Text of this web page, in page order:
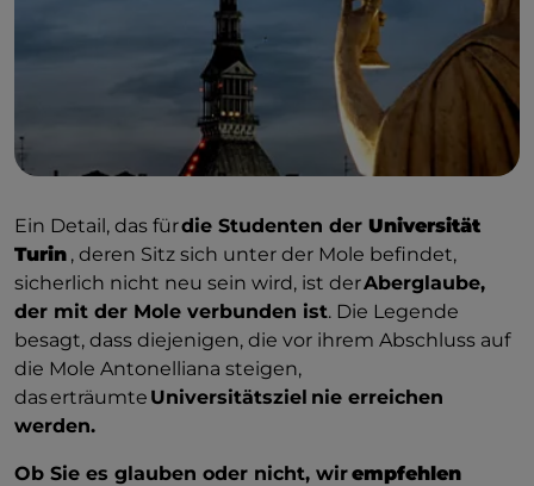
Diesmal wird sie jedoch von innen verstärkt, ebenso
Stern auf ihrer Spitze, der
dreidimensional
und zwölfzackig wird.
Ein Detail, das fürdie Studenten der Universität
Turin , deren Sitz sich unter der Mole befindet,
sicherlich nicht neu sein wird, ist derAberglaube,
der mit der Mole verbunden ist. Die Legende
besagt, dass diejenigen, die vor ihrem Abschluss auf
die Mole Antonelliana steigen,
das erträumte Universitätsziel nie erreichen
werden.
Ob Sie es glauben oder nicht, wirempfehlen